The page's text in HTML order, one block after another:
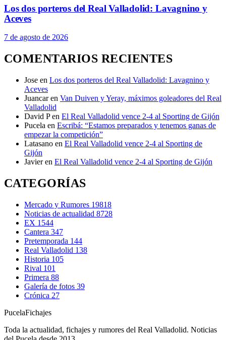
Los dos porteros del Real Valladolid: Lavagnino y
Aceves
7 de agosto de 2026
COMENTARIOS RECIENTES
Jose en Los dos porteros del Real Valladolid: Lavagnino y
Aceves
Juancar en Van Duiven y Yeray, máximos goleadores del Real
Valladolid
David P en El Real Valladolid vence 2-4 al Sporting de Gijón
Pucela en Escribá: “Estamos preparados y tenemos ganas de
empezar la competición”
Latasano en El Real Valladolid vence 2-4 al Sporting de
Gijón
Javier en El Real Valladolid vence 2-4 al Sporting de Gijón
CATEGORÍAS
Mercado y Rumores 19818
Noticias de actualidad 8728
EX 1544
Cantera 347
Pretemporada 144
Real Valladolid 138
Historia 105
Rival 101
Primera 88
Galería de fotos 39
Crónica 27
PucelaFichajes
Toda la actualidad, fichajes y rumores del Real Valladolid. Noticias